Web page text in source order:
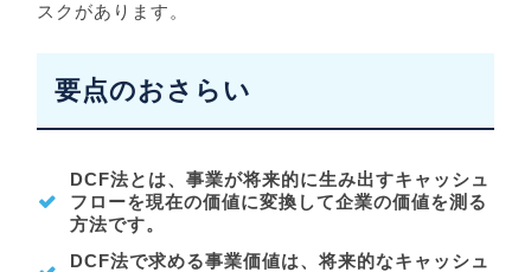
スクがあります。
要点のおさらい
DCF法とは、事業が将来的に生み出すキャッシュ
フローを現在の価値に変換して企業の価値を測る
方法です。
DCF法で求める事業価値は、将来的なキャッシュ